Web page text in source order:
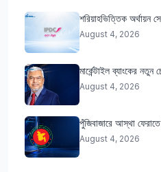
শরিয়াহভিত্তিক অর্থায়ন
August 4, 2026
মার্কেন্টাইল ব্যাংকের
August 4, 2026
পুঁজিবাজারে আস্থা
August 4, 2026